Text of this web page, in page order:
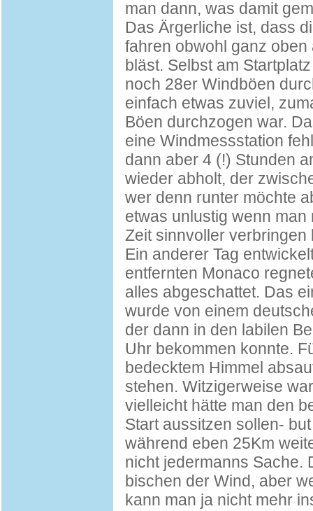
man dann, was damit
Das Ärgerliche ist, dass
fahren obwohl ganz
bläst. Selbst am
noch 28er Windböen
einfach etwas zuviel,
Böen durchzogen war.
eine Windmessstation
dann aber 4 (!) Stunden
wieder abholt, der
wer denn runter möchte
etwas unlustig wenn
Zeit sinnvoller verbringen
Ein anderer Tag
entfernten Monaco
alles abgeschattet. Das
wurde von einem
der dann in den labilen
Uhr bekommen konnte.
bedecktem Himmel
stehen. Witzigerweise
vielleicht hätte man den
Start aussitzen sollen-
während eben 25Km
nicht jedermanns Sache.
bischen der Wind, aber
kann man ja nicht mehr